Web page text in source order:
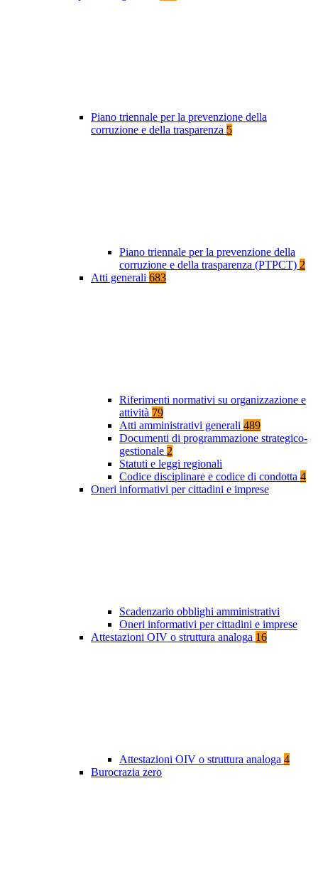
Piano triennale per la prevenzione della
corruzione e della trasparenza 5
Piano triennale per la prevenzione della
corruzione e della trasparenza (PTPCT) 2
Atti generali 683
Riferimenti normativi su organizzazione e
attività 79
Atti amministrativi generali 489
Documenti di programmazione strategico-
gestionale 2
Statuti e leggi regionali
Codice disciplinare e codice di condotta 4
Oneri informativi per cittadini e imprese
Scadenzario obblighi amministrativi
Oneri informativi per cittadini e imprese
Attestazioni OIV o struttura analoga 16
Attestazioni OIV o struttura analoga 4
Burocrazia zero